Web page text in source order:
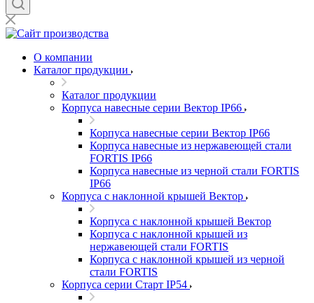
О компании
Каталог продукции
Каталог продукции
Корпуса навесные серии Вектор IP66
Корпуса навесные серии Вектор IP66
Корпуса навесные из нержавеющей стали
FORTIS IP66
Корпуса навесные из черной стали FORTIS
IP66
Корпуса с наклонной крышей Вектор
Корпуса с наклонной крышей Вектор
Корпуса с наклонной крышей из
нержавеющей стали FORTIS
Корпуса с наклонной крышей из черной
стали FORTIS
Корпуса серии Старт IP54